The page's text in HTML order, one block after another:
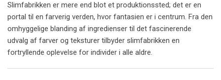
Slimfabrikken er mere end blot et produktionssted; det er en
portal til en farverig verden, hvor fantasien er i centrum. Fra den
omhyggelige blanding af ingredienser til det fascinerende
udvalg af farver og teksturer tilbyder slimfabrikken en
fortryllende oplevelse for individer i alle aldre.